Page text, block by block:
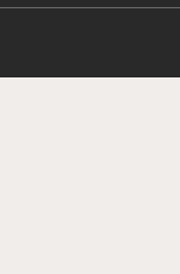
加澳洲耐力賽